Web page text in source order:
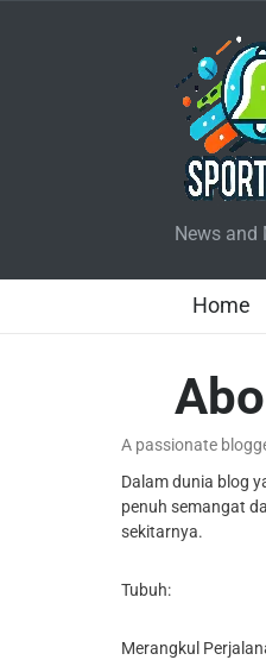
News and
Home
A passionate
Dalam dunia blog
penuh semangat
sekitarnya.
Tubuh:
Merangkul